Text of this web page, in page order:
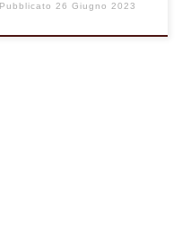
Pubblicato26 Giugno 2023